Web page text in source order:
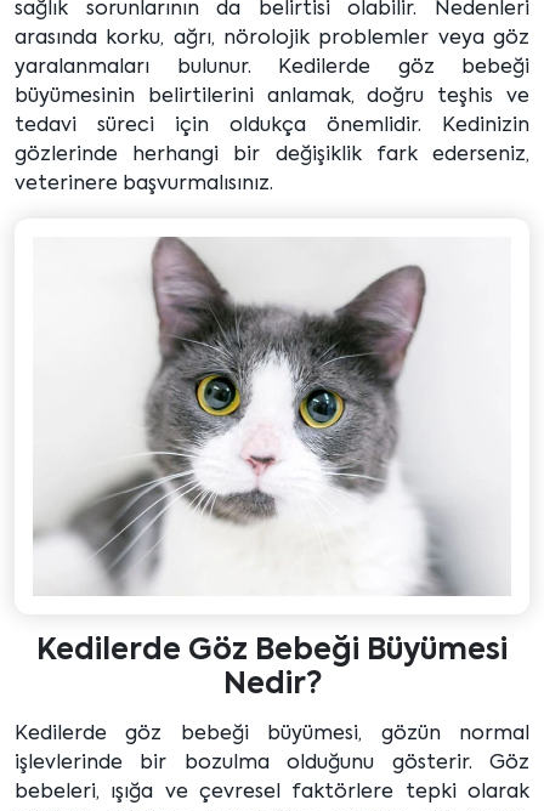
sağlık sorunlarının da belirtisi olabilir. Nedenleri
arasında korku, ağrı, nörolojik problemler veya göz
yaralanmaları bulunur. Kedilerde göz bebeği
büyümesinin belirtilerini anlamak, doğru teşhis ve
tedavi süreci için oldukça önemlidir. Kedinizin
gözlerinde herhangi bir değişiklik fark ederseniz,
veterinere başvurmalısınız.
Kedilerde Göz Bebeği Büyümesi
Nedir?
Kedilerde göz bebeği büyümesi, gözün normal
işlevlerinde bir bozulma olduğunu gösterir. Göz
bebeleri, ışığa ve çevresel faktörlere tepki olarak